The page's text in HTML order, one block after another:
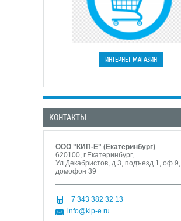
КОНТАКТЫ
ООО "КИП-Е" (Екатеринбург)
620100, г.Екатеринбург,
Ул.Декабристов, д.3, подъезд 1, оф.9,
домофон 39
+7 343 382 32 13
info@kip-e.ru